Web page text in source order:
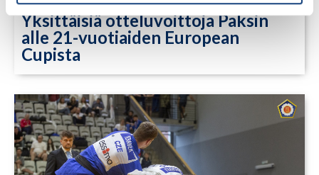
13.7.2026
Yksittäisiä otteluvoittoja Paksin
alle 21-vuotiaiden European
Cupista